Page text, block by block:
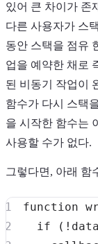
있어 큰 차이가 존
다른 사용자가 스
동안 스택을 점유
업을 예약한 채로
된 비동기 작업이
함수가 다시 스택
을 시작한 함수는
사용할 수가 없다.
그렇다면, 아래 함
function
if
( ! data